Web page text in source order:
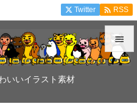
いいイラスト素材


Twitter  RSS